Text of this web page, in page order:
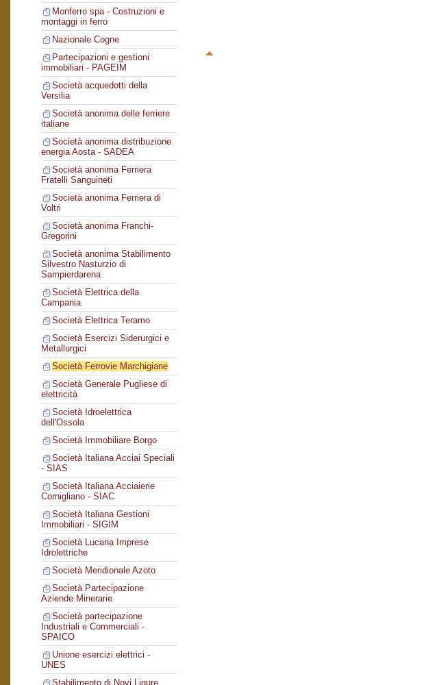
Monferro spa - Costruzioni e
montaggi in ferro
Nazionale Cogne
Partecipazioni e gestioni
immobiliari - PAGEIM
Società acquedotti della
Versilia
Società anonima delle ferriere
italiane
Società anonima distribuzione
energia Aosta - SADEA
Società anonima Ferriera
Fratelli Sanguineti
Società anonima Ferriera di
Voltri
Società anonima Franchi-
Gregorini
Società anonima Stabilimento
Silvestro Nasturzio di
Sampierdarena
Società Elettrica della
Campania
Società Elettrica Teramo
Società Esercizi Siderurgici e
Metallurgici
Società Ferrovie Marchigiane
Società Generale Pugliese di
elettricità
Società Idroelettrica
dell'Ossola
Società Immobiliare Borgo
Società Italiana Acciai Speciali
- SIAS
Società Italiana Acciaierie
Cornigliano - SIAC
Società Italiana Gestioni
Immobiliari - SIGIM
Società Lucana Imprese
Idrolettriche
Società Meridionale Azoto
Società Partecipazione
Aziende Minerarie
Società partecipazione
Industriali e Commerciali -
SPAICO
Unione esercizi elettrici -
UNES
Stabilimento di Novi Ligure